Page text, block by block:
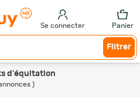
Se connecter Panier
Filtrer
d'équitation
)